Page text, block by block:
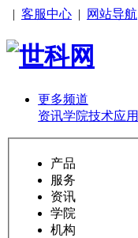
| 客服中心 | 网站导航
更多频道
资讯学院技术应用
产品
服务
资讯
学院
机构